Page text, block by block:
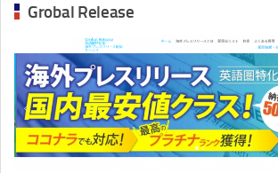
Grobal Release